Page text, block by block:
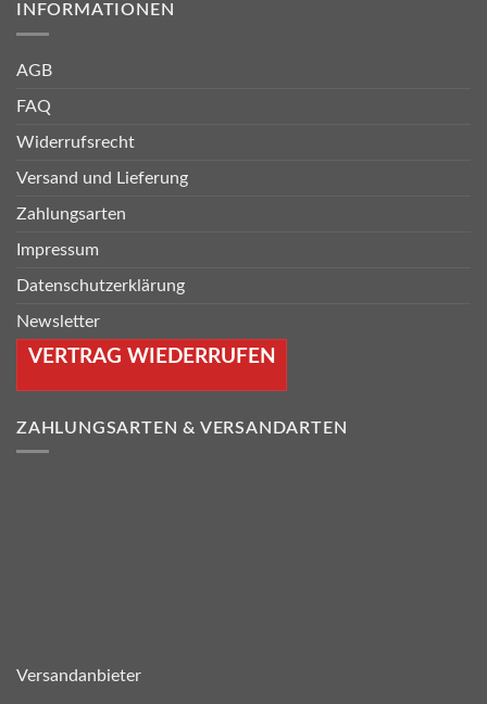
INFORMATIONEN
AGB
FAQ
Widerrufsrecht
Versand und Lieferung
Zahlungsarten
Impressum
Datenschutzerklärung
Newsletter
VERTRAG WIEDERRUFEN
ZAHLUNGSARTEN & VERSANDARTEN
Versandanbieter